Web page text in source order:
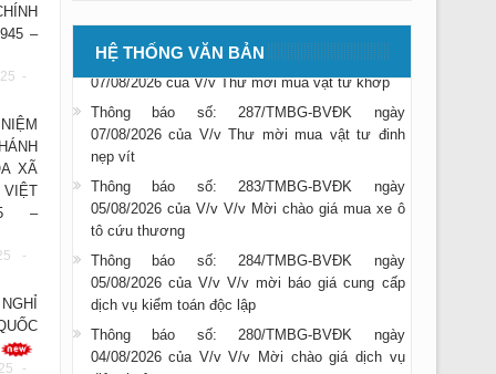
–
-
XÃ
–
-
-
HỆ THỐNG VĂN BẢN
07/08/2026 của V/v Thư mời mua vật tư khớp
Thông báo số: 287/TMBG-BVĐK ngày
07/08/2026 của V/v Thư mời mua vật tư đinh
nẹp vít
Thông báo số: 283/TMBG-BVĐK ngày
05/08/2026 của V/v V/v Mời chào giá mua xe ô
tô cứu thương
Thông báo số: 284/TMBG-BVĐK ngày
05/08/2026 của V/v V/v mời báo giá cung cấp
dịch vụ kiểm toán độc lập
Thông báo số: 280/TMBG-BVĐK ngày
04/08/2026 của V/v V/v Mời chào giá dịch vụ
diệt chuột